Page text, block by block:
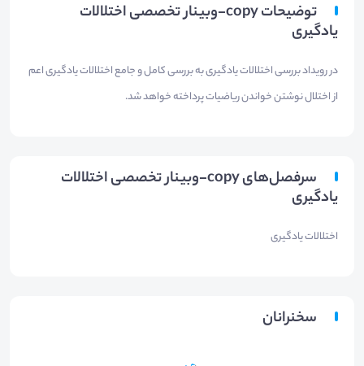
توضیحات copy-وبینار تخصصی اختلالات
یادگیری
در رویداد بررسی اختلالات یادگیری به بررسی کامل و جامع اختلالات یادگیری اعم
از اختلال نوشتن خواندن ریاضیات پرداخته خواهد شد.
سرفصل‌های copy-وبینار تخصصی اختلالات
یادگیری
اختلالات یادگیری
سخنرانان